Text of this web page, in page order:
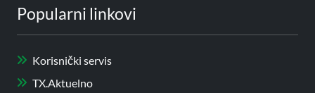
Popularni linkovi
Korisnički servis
TX.Aktuelno